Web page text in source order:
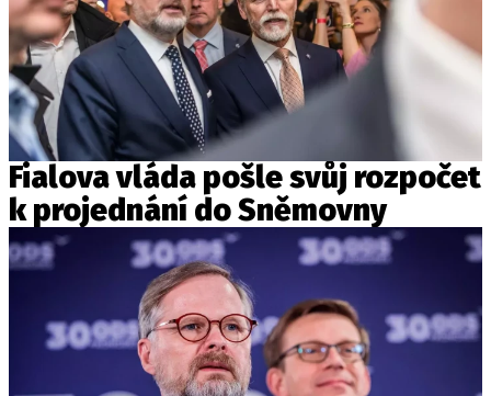
Fialova vláda pošle svůj rozpočet
k projednání do Sněmovny